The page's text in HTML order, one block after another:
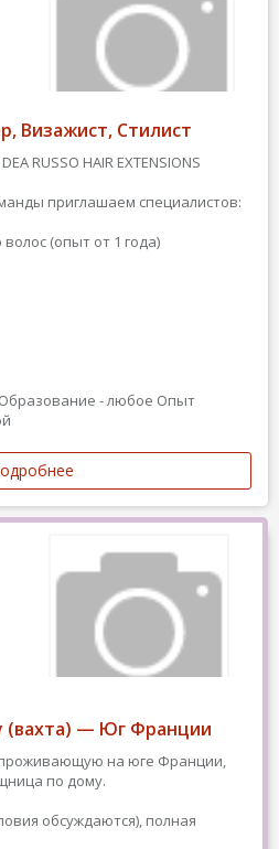
Визажист, Стилист
RUSSO HAIR EXTENSIONS
приглашаем специалистов:
(опыт от 1 года)
Образование - любое Опыт
— Юг Франции
на юге Франции,
по дому.
обсуждаются), полная